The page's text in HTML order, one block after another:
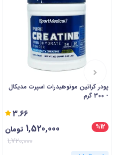
پودر کراتین مونوهیدرات اسپرت مدیکال
- 300 گرم
3.66
%12
1,520,000 تومان
1,720,000